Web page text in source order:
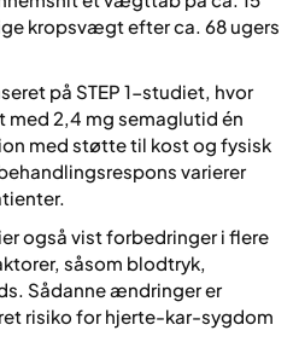
kropsvægt efter ca. 68 ugers
på STEP 1-studiet, hvor
2,4 mg semaglutid én
med støtte til kost og fysisk
varierer
også vist forbedringer i flere
såsom blodtryk,
Sådanne ændringer er
risiko for hjerte-kar-sygdom